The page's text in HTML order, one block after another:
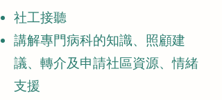
社工接聽
講解專門病科的知識、照顧建
議、轉介及申請社區資源、情緒
支援